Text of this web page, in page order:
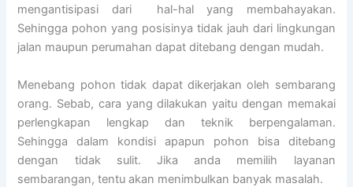
mengantisipasi dari hal-hal yang membahayakan.
Sehingga pohon yang posisinya tidak jauh dari lingkungan
jalan maupun perumahan dapat ditebang dengan mudah.
Menebang pohon tidak dapat dikerjakan oleh sembarang
orang. Sebab, cara yang dilakukan yaitu dengan memakai
perlengkapan lengkap dan teknik berpengalaman.
Sehingga dalam kondisi apapun pohon bisa ditebang
dengan tidak sulit. Jika anda memilih layanan
sembarangan, tentu akan menimbulkan banyak masalah.